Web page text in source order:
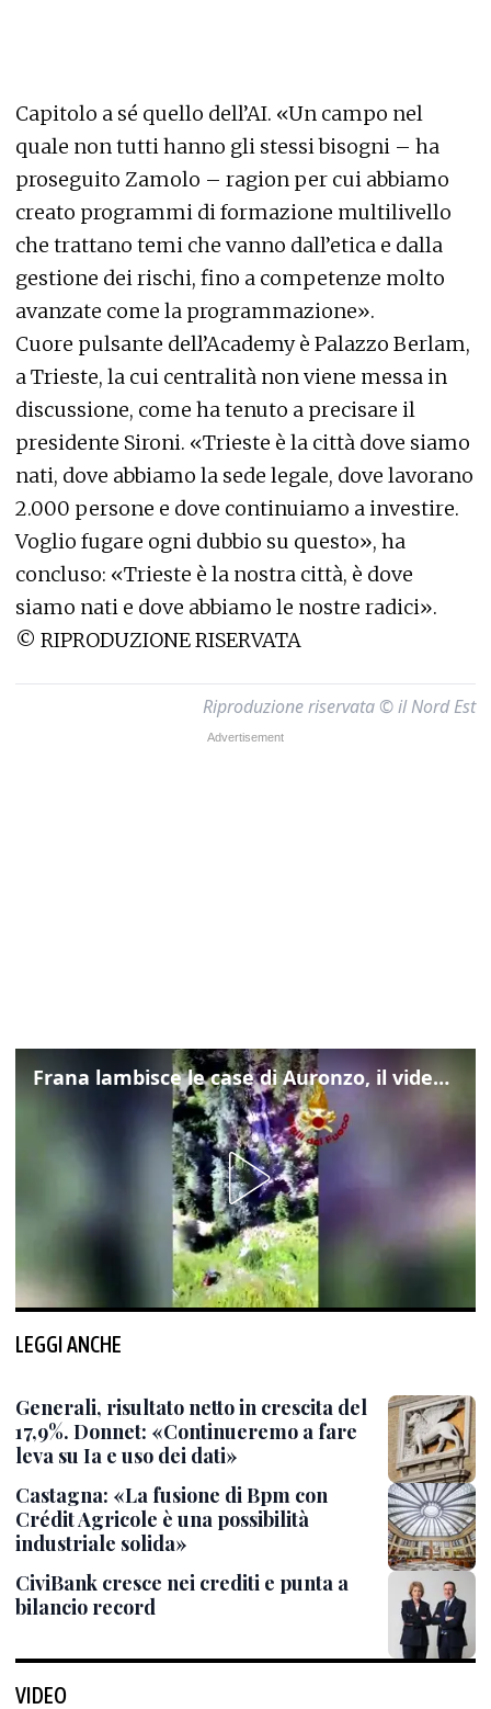
Capitolo a sé quello dell’AI. «Un campo nel
quale non tutti hanno gli stessi bisogni – ha
proseguito Zamolo – ragion per cui abbiamo
creato programmi di formazione multilivello
che trattano temi che vanno dall’etica e dalla
gestione dei rischi, fino a competenze molto
avanzate come la programmazione».
Cuore pulsante dell’Academy è Palazzo Berlam,
a Trieste, la cui centralità non viene messa in
discussione, come ha tenuto a precisare il
presidente Sironi. «Trieste è la città dove siamo
nati, dove abbiamo la sede legale, dove lavorano
2.000 persone e dove continuiamo a investire.
Voglio fugare ogni dubbio su questo», ha
concluso: «Trieste è la nostra città, è dove
siamo nati e dove abbiamo le nostre radici».
© RIPRODUZIONE RISERVATA
Riproduzione riservata © il Nord Est
Frana lambisce le case di Auronzo, il video dall'elicottero dei vigili del fuoco
LEGGI ANCHE
Generali, risultato netto in crescita del
17,9%. Donnet: «Continueremo a fare
leva su Ia e uso dei dati»
Castagna: «La fusione di Bpm con
Crédit Agricole è una possibilità
industriale solida»
CiviBank cresce nei crediti e punta a
bilancio record
VIDEO